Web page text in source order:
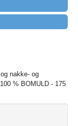
nakke- og
% BOMULD - 175